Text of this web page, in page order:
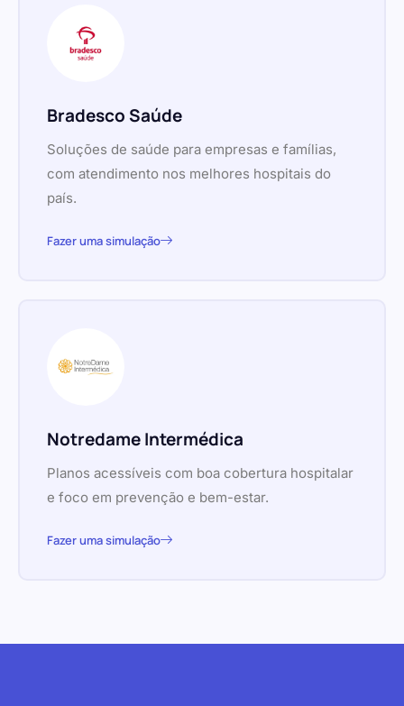
Bradesco Saúde
Soluções de saúde para empresas e famílias,
com atendimento nos melhores hospitais do
país.
Fazer uma simulação
Notredame Intermédica
Planos acessíveis com boa cobertura hospitalar
e foco em prevenção e bem-estar.
Fazer uma simulação